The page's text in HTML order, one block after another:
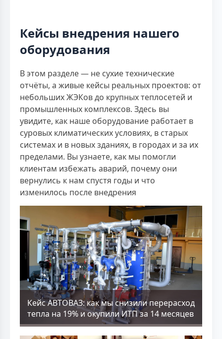
Кейсы внедрения нашего
оборудования
В этом разделе — не сухие технические
отчёты, а живые кейсы реальных проектов: от
небольших ЖЭКов до крупных теплосетей и
промышленных комплексов. Здесь вы
увидите, как наше оборудование работает в
суровых климатических условиях, в старых
системах и в новых зданиях, в городах и за их
пределами. Вы узнаете, как мы помогли
клиентам избежать аварий, почему они
вернулись к нам спустя годы и что
изменилось после внедрения
Кейс АВТОВАЗ: как мы снизили перерасход
тепла на 19% и окупили ИТП за 14 месяцев